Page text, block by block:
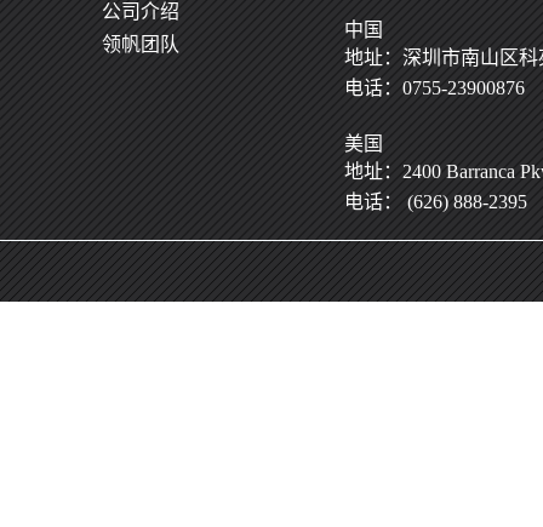
公司介绍
领帆团队
中国
地址：深圳市南山区科
电话：0755-23900876
美国
地址：2400 Barranca
电话： (626) 888-2395